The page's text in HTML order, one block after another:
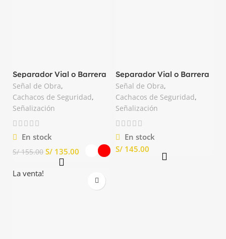
Separador Vial o Barrera
de Seguridad Basa
HammerBlocs
Señal de Obra,
Cachacos de Seguridad,
Señalización
En stock
S/155.00 S/ 135.00
Separador Vial o Barrera
de Seguridad Color
Blanco
Señal de Obra,
Cachacos de Seguridad,
Señalización
En stock
S/
La venta!